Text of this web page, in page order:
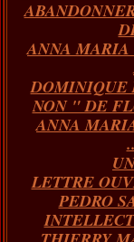
ANNA
NON " DE
ANNA
LETTRE
PEDRO